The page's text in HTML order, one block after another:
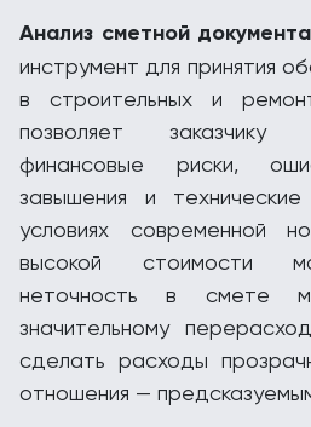
Анализ сметной
инструмент для принятия
в строительных и
позволяет заказчику
финансовые риски,
завышения и
условиях современной
высокой стоимости
неточность в смете
значительному
сделать расходы
отношения —